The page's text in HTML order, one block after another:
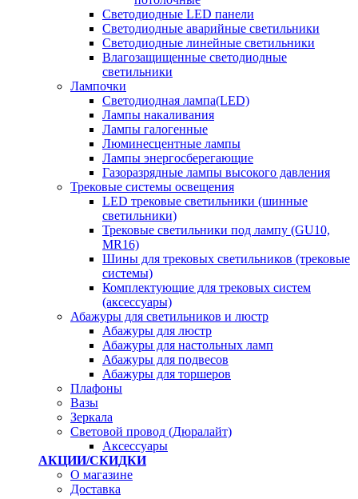
Светодиодные LED панели
Светодиодные аварийные светильники
Светодиодные линейные светильники
Влагозащищенные светодиодные
светильники
Лампочки
Светодиодная лампа(LED)
Лампы накаливания
Лампы галогенные
Люминесцентные лампы
Лампы энергосберегающие
Газоразрядные лампы высокого давления
Трековые системы освещения
LED трековые светильники (шинные
светильники)
Трековые светильники под лампу (GU10,
MR16)
Шины для трековых светильников (трековые
системы)
Комплектующие для трековых систем
(аксессуары)
Абажуры для светильников и люстр
Абажуры для люстр
Абажуры для настольных ламп
Абажуры для подвесов
Абажуры для торшеров
Плафоны
Вазы
Зеркала
Световой провод (Дюралайт)
Аксессуары
АКЦИИ/СКИДКИ
О магазине
Доставка